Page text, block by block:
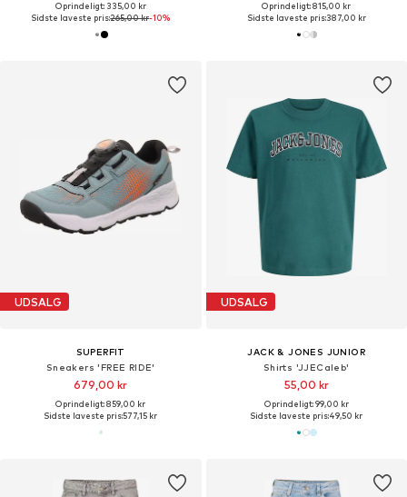
Oprindeligt: 335,00 kr
Sidste laveste pris:265,00 kr-10%
Oprindeligt: 815,00 kr
Sidste laveste pris:387,00 kr
UDSALG
SUPERFIT
Sneakers 'FREE RIDE'
679,00 kr
Oprindeligt: 859,00 kr
Sidste laveste pris:577,15 kr
UDSALG
JACK & JONES JUNIOR
Shirts 'JJECaleb'
55,00 kr
Oprindeligt: 99,00 kr
Sidste laveste pris:49,50 kr